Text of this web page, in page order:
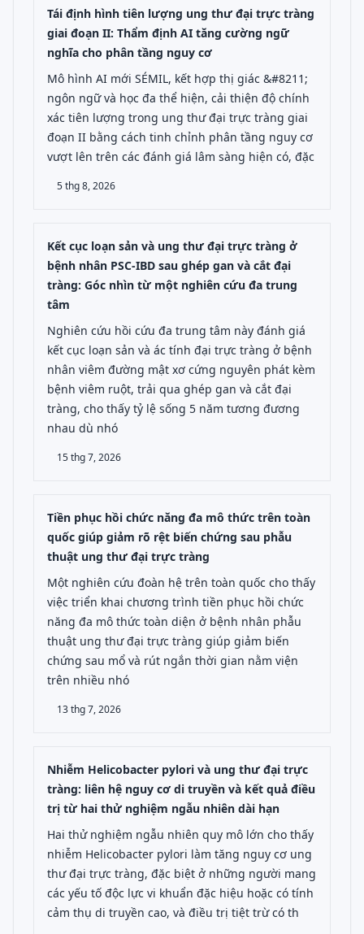
Tái định hình tiên lượng ung thư đại trực tràng
giai đoạn II: Thẩm định AI tăng cường ngữ
nghĩa cho phân tầng nguy cơ
Mô hình AI mới SÉMIL, kết hợp thị giác &#8211;
ngôn ngữ và học đa thể hiện, cải thiện độ chính
xác tiên lượng trong ung thư đại trực tràng giai
đoạn II bằng cách tinh chỉnh phân tầng nguy cơ
vượt lên trên các đánh giá lâm sàng hiện có, đặc
5 thg 8, 2026
Kết cục loạn sản và ung thư đại trực tràng ở
bệnh nhân PSC-IBD sau ghép gan và cắt đại
tràng: Góc nhìn từ một nghiên cứu đa trung
tâm
Nghiên cứu hồi cứu đa trung tâm này đánh giá
kết cục loạn sản và ác tính đại trực tràng ở bệnh
nhân viêm đường mật xơ cứng nguyên phát kèm
bệnh viêm ruột, trải qua ghép gan và cắt đại
tràng, cho thấy tỷ lệ sống 5 năm tương đương
nhau dù nhó
15 thg 7, 2026
Tiền phục hồi chức năng đa mô thức trên toàn
quốc giúp giảm rõ rệt biến chứng sau phẫu
thuật ung thư đại trực tràng
Một nghiên cứu đoàn hệ trên toàn quốc cho thấy
việc triển khai chương trình tiền phục hồi chức
năng đa mô thức toàn diện ở bệnh nhân phẫu
thuật ung thư đại trực tràng giúp giảm biến
chứng sau mổ và rút ngắn thời gian nằm viện
trên nhiều nhó
13 thg 7, 2026
Nhiễm Helicobacter pylori và ung thư đại trực
tràng: liên hệ nguy cơ di truyền và kết quả điều
trị từ hai thử nghiệm ngẫu nhiên dài hạn
Hai thử nghiệm ngẫu nhiên quy mô lớn cho thấy
nhiễm Helicobacter pylori làm tăng nguy cơ ung
thư đại trực tràng, đặc biệt ở những người mang
các yếu tố độc lực vi khuẩn đặc hiệu hoặc có tính
cảm thụ di truyền cao, và điều trị tiệt trừ có th